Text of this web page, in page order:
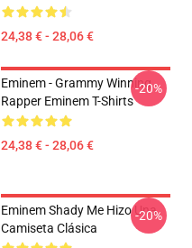
24,38 € - 28,06 €
Eminem - Grammy Winning
Rapper Eminem T-Shirts
24,38 € - 28,06 €
-20%
Eminem Shady Me Hizo Una
Camiseta Clásica
-20%